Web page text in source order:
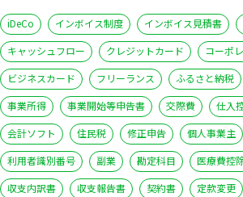
iDeCo インボイス制度 インボイス見積書
キャッシュフロー
クレジットカード
コーポ
ビジネスカード
フリーランス ふるさと納税
事業所得
事業開始等申告書 交際費 仕入
会計ソフト
住民税 修正申告 個人事業主
利用者識別番号
副業 勘定科目 医療費控
収支内訳書
収支報告書 契約書 定款変更